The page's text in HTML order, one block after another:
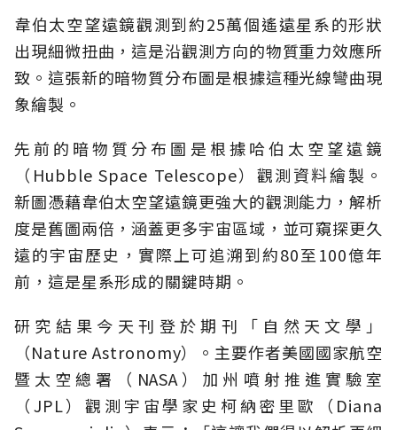
韋伯太空望遠鏡觀測到約25萬個遙遠星系的形狀
出現細微扭曲，這是沿觀測方向的物質重力效應所
致。這張新的暗物質分布圖是根據這種光線彎曲現
象繪製。
先前的暗物質分布圖是根據哈伯太空望遠鏡
（Hubble Space Telescope）觀測資料繪製。
新圖憑藉韋伯太空望遠鏡更強大的觀測能力，解析
度是舊圖兩倍，涵蓋更多宇宙區域，並可窺探更久
遠的宇宙歷史，實際上可追溯到約80至100億年
前，這是星系形成的關鍵時期。
研究結果今天刊登於期刊「自然天文學」
（Nature Astronomy）。主要作者美國國家航空
暨太空總署（NASA）加州噴射推進實驗室
（JPL）觀測宇宙學家史柯納密里歐（Diana